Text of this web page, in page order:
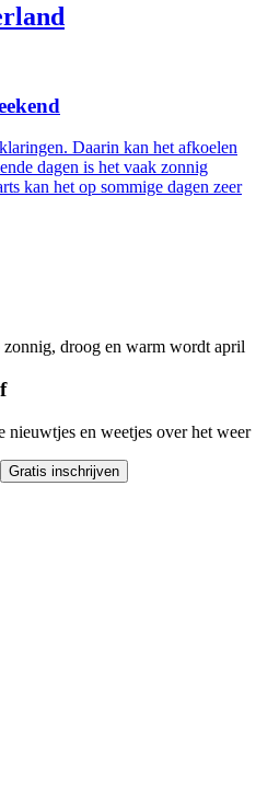
Daarin kan het afkoelen
dagen is het vaak zonnig
kan het op sommige dagen zeer
droog en warm wordt april
nieuwtjes en weetjes over het weer
Gratis inschrijven